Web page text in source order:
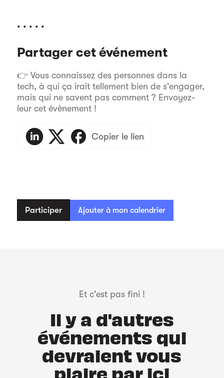
. . . . .
Partager cet événement
👉 Vous connaissez des personnes dans la
tech, à qui ça irait tellement bien de s'engager,
mais qui ne savent pas comment ? Envoyez-
leur cet évènement !
Copier le lien
Participer Ajouter à mon calendrier
Et c'est pas fini !
Il y a d'autres
événements qui
devraient vous
plaire par ici